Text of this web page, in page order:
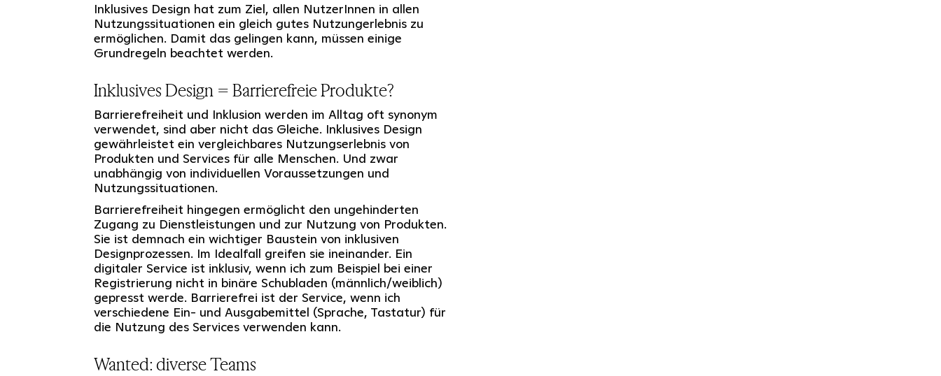
Inklusives Design hat zum Ziel, allen NutzerInnen in allen
Nutzungssituationen ein gleich gutes Nutzungerlebnis zu
ermöglichen. Damit das gelingen kann, müssen einige
Grundregeln beachtet werden.
Inklusives Design = Barrierefreie Produkte?
Barrierefreiheit und Inklusion werden im Alltag oft synonym
verwendet, sind aber nicht das Gleiche. Inklusives Design
gewährleistet ein vergleichbares Nutzungserlebnis von
Produkten und Services für alle Menschen. Und zwar
unabhängig von individuellen Voraussetzungen und
Nutzungssituationen.
Barrierefreiheit hingegen ermöglicht den ungehinderten
Zugang zu Dienstleistungen und zur Nutzung von Produkten.
Sie ist demnach ein wichtiger Baustein von inklusiven
Designprozessen. Im Idealfall greifen sie ineinander. Ein
digitaler Service ist inklusiv, wenn ich zum Beispiel bei einer
Registrierung nicht in binäre Schubladen (männlich/weiblich)
gepresst werde. Barrierefrei ist der Service, wenn ich
verschiedene Ein- und Ausgabemittel (Sprache, Tastatur) für
die Nutzung des Services verwenden kann.
Wanted: diverse Teams